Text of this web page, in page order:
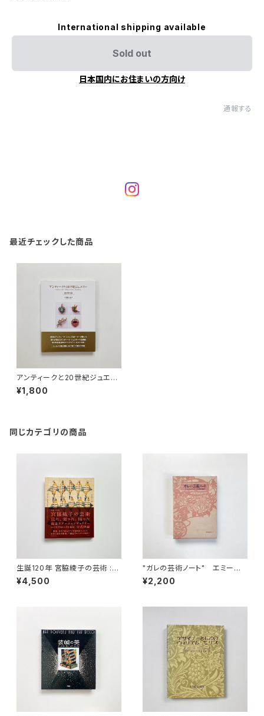
International shipping available
Sold out
日本国内にお住まいの方向け
通報する
最近チェックした商品
アンティークと20世紀ジュエリ
ー | 戸井田正己 著
¥1,800
同じカテゴリの商品
生誕120年 宮脇綾子の芸術 :
見た、切った、貼った
¥4,500
"ガレの芸術ノート" エミール・
ガレ 著 / 由水常雄 編訳
¥2,200